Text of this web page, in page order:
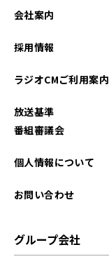
会社案内
採用情報
ラジオCMご利用案内
放送基準
番組審議会
個人情報について
お問い合わせ
グループ会社